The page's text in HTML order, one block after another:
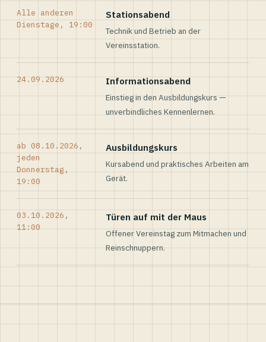
Alle anderen
Dienstage, 19:00
Stationsabend
Technik und Betrieb an der
Vereinsstation.
24.09.2026 Informationsabend
Einstieg in den Ausbildungskurs —
unverbindliches Kennenlernen.
ab 08.10.2026,
jeden
Donnerstag,
19:00
Ausbildungskurs
Kursabend und praktisches Arbeiten am
Gerät.
03.10.2026,
11:00
Türen auf mit der Maus
Offener Vereinstag zum Mitmachen und
Reinschnuppern.